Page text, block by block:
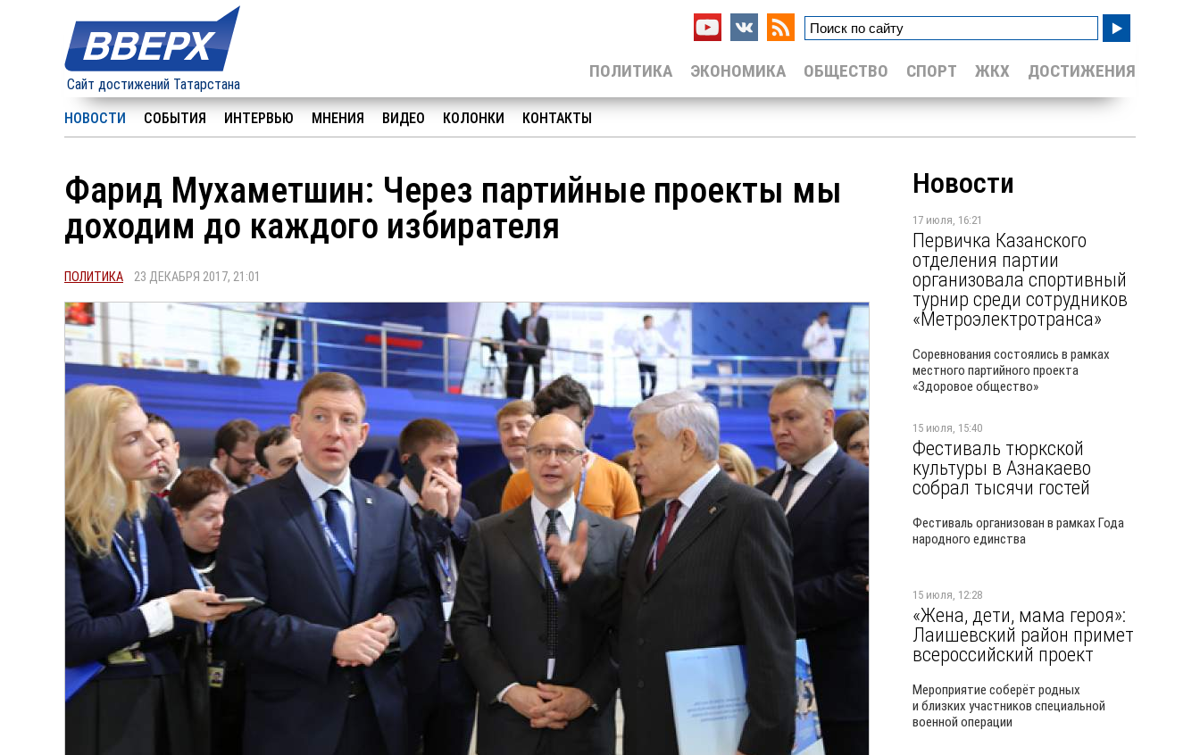
Сайт достижений Татарстана
ДОСТИЖЕНИЯ
ЖКХ
СПОРТ
ОБЩЕСТВО
ЭКОНОМИКА
ПОЛИТИКА
НОВОСТИ СОБЫТИЯ ИНТЕРВЬЮ МНЕНИЯ ВИДЕО КОЛОНКИ КОНТАКТЫ
Фарид Мухаметшин: Через партийные проекты мы
доходим до каждого избирателя
ПОЛИТИКА 23 ДЕКАБРЯ 2017, 21:01
Новости
17 июля, 16:21
Первичка Казанского
отделения партии
организовала спортивный
турнир среди сотрудников
«Метроэлектротранса»
Соревнования состоялись в рамках
местного партийного проекта
«Здоровое общество»
15 июля, 15:40
Фестиваль тюркской
культуры в Азнакаево
собрал тысячи гостей
Фестиваль организован в рамках Года
народного единства
15 июля, 12:28
«Жена, дети, мама героя»:
Лаишевский район примет
всероссийский проект
Мероприятие соберёт родных
и близких участников специальной
военной операции